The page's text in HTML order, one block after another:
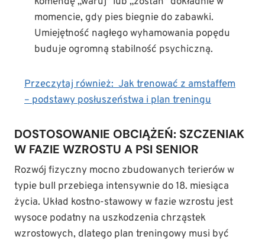
momencie, gdy pies biegnie do zabawki.
Umiejętność nagłego wyhamowania popędu
buduje ogromną stabilność psychiczną.
Przeczytaj również: Jak trenować z amstaffem
– podstawy posłuszeństwa i plan treningu
DOSTOSOWANIE OBCIĄŻEŃ: SZCZENIAK
W FAZIE WZROSTU A PSI SENIOR
Rozwój fizyczny mocno zbudowanych terierów w
typie bull przebiega intensywnie do 18. miesiąca
życia. Układ kostno-stawowy w fazie wzrostu jest
wysoce podatny na uszkodzenia chrząstek
wzrostowych, dlatego plan treningowy musi być